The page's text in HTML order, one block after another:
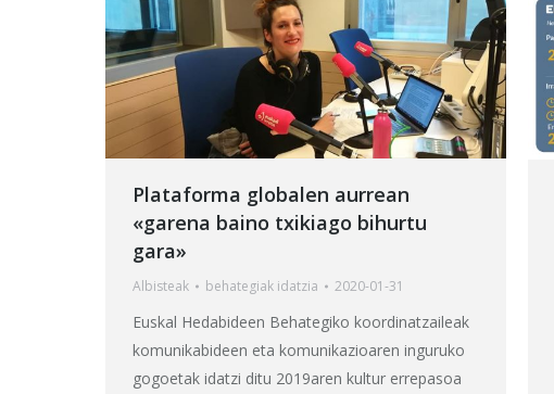
Plataforma globalen aurrean
«garena baino txikiago bihurtu
gara»
Albisteak behategiak idatzia 2020-01-31
Euskal Hedabideen Behategiko koordinatzaileak
komunikabideen eta komunikazioaren inguruko
gogoetak idatzi ditu 2019aren kultur errepasoa